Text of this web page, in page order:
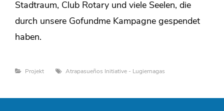
Stadtraum, Club Rotary und viele Seelen, die
durch unsere Gofundme Kampagne gespendet
haben.
Categories
Projekt Tags
Atrapasueños Initiative - Lugiernagas